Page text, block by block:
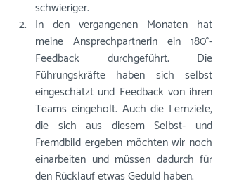
schwieriger.
In den vergangenen Monaten hat
meine Ansprechpartnerin ein 180°-
Feedback durchgeführt. Die
Führungskräfte haben sich selbst
eingeschätzt und Feedback von ihren
Teams eingeholt. Auch die Lernziele,
die sich aus diesem Selbst- und
Fremdbild ergeben möchten wir noch
einarbeiten und müssen dadurch für
den Rücklauf etwas Geduld haben.